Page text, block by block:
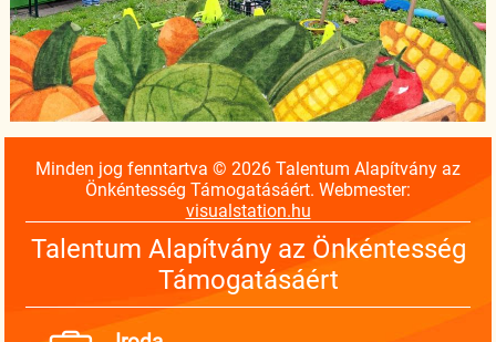
Minden jog fenntartva © 2026 Talentum Alapítvány az
Önkéntesség Támogatásáért. Webmester:
visualstation.hu
Talentum Alapítvány az Önkéntesség
Támogatásáért